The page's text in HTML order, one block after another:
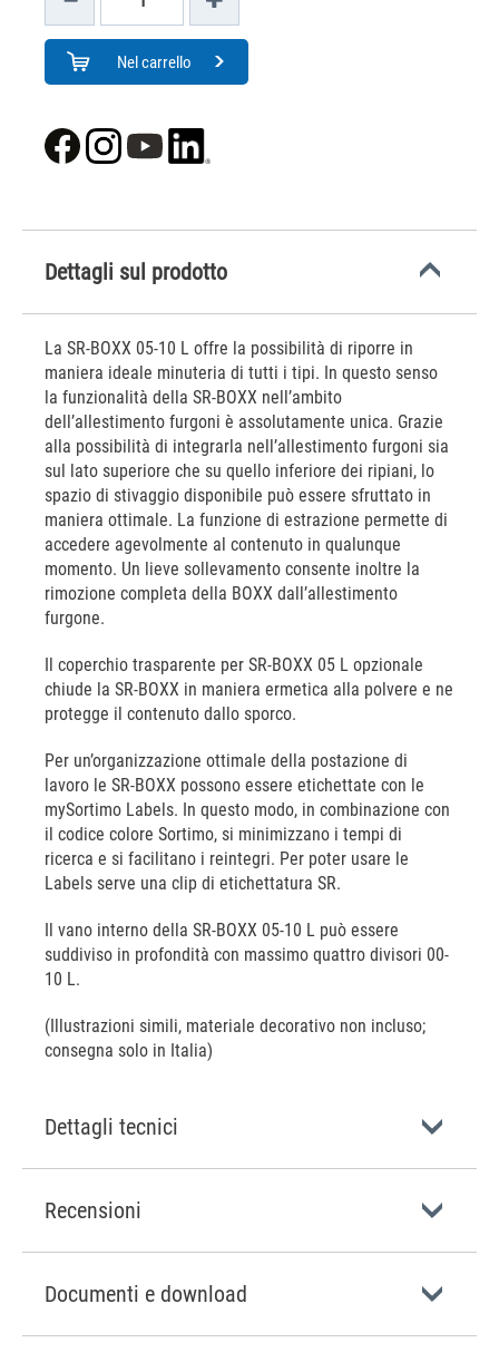
Nel carrello
Dettagli sul prodotto
La SR-BOXX 05-10 L offre la possibilità di riporre in
maniera ideale minuteria di tutti i tipi. In questo senso
la funzionalità della SR-BOXX nell’ambito
dell’allestimento furgoni è assolutamente unica. Grazie
alla possibilità di integrarla nell’allestimento furgoni sia
sul lato superiore che su quello inferiore dei ripiani, lo
spazio di stivaggio disponibile può essere sfruttato in
maniera ottimale. La funzione di estrazione permette di
accedere agevolmente al contenuto in qualunque
momento. Un lieve sollevamento consente inoltre la
rimozione completa della BOXX dall’allestimento
furgone.
Il coperchio trasparente per SR-BOXX 05 L opzionale
chiude la SR-BOXX in maniera ermetica alla polvere e ne
protegge il contenuto dallo sporco.
Per un’organizzazione ottimale della postazione di
lavoro le SR-BOXX possono essere etichettate con le
mySortimo Labels. In questo modo, in combinazione con
il codice colore Sortimo, si minimizzano i tempi di
ricerca e si facilitano i reintegri. Per poter usare le
Labels serve una clip di etichettatura SR.
Il vano interno della SR-BOXX 05-10 L può essere
suddiviso in profondità con massimo quattro divisori 00-
10 L.
(Illustrazioni simili, materiale decorativo non incluso;
consegna solo in Italia)
Dettagli tecnici
Recensioni
Documenti e download